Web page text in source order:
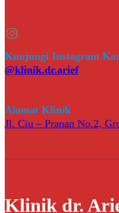
Instagram
Kunjungi Instagram
@klinik.dr.arief
Alamat Klinik
Jl. Ciu – Pranan No.2,
Klinik dr.